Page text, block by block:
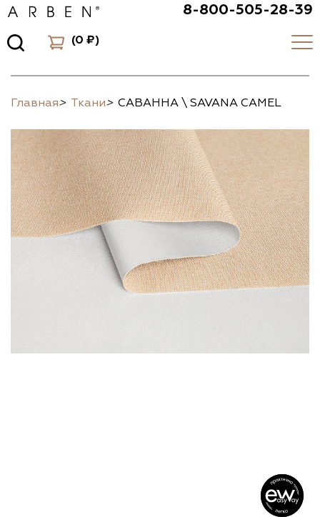
8-800-505-28-39
(0 ₽)
Главная> Ткани> САВАННА \ SAVANA CAMEL